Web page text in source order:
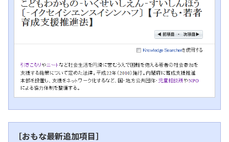
［おもな最新追加項目］